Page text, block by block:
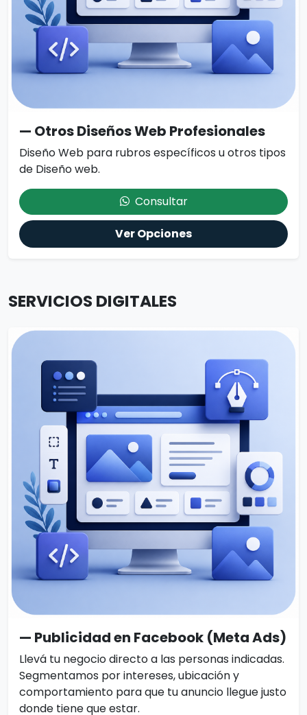
— Otros Diseños Web Profesionales
Diseño Web para rubros específicos u otros tipos
de Diseño web.
Consultar
Ver Opciones
SERVICIOS DIGITALES
— Publicidad en Facebook (Meta Ads)
Llevá tu negocio directo a las personas indicadas.
Segmentamos por intereses, ubicación y
comportamiento para que tu anuncio llegue justo
donde tiene que estar.